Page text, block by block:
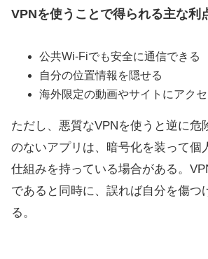
VPNを使うことで得られる主な利
公共Wi-Fiでも安全に通信できる
自分の位置情報を隠せる
海外限定の動画やサイトにアク
ただし、悪質なVPNを使うと逆に危
のないアプリは、暗号化を装って個
仕組みを持っている場合がある。
であると同時に、誤れば自分を傷つ
る。